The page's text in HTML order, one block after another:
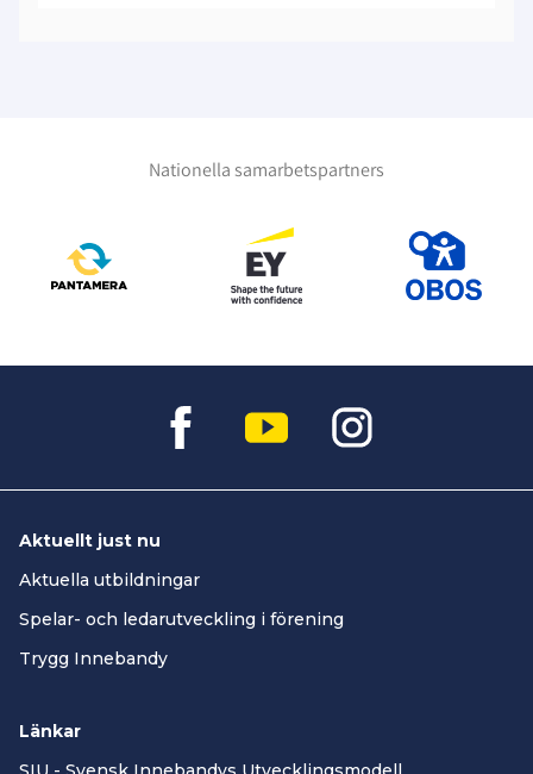
Nationella samarbetspartners
Aktuellt just nu
Aktuella utbildningar
Spelar- och ledarutveckling i förening
Trygg Innebandy
Länkar